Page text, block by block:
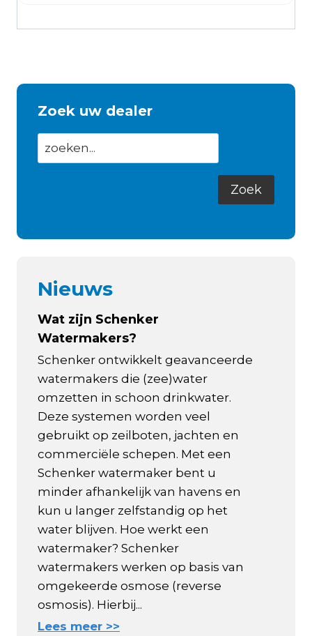
Zoek uw dealer
Nieuws
Wat zijn Schenker
Watermakers?
Schenker ontwikkelt geavanceerde
watermakers die (zee)water
omzetten in schoon drinkwater.
Deze systemen worden veel
gebruikt op zeilboten, jachten en
commerciële schepen. Met een
Schenker watermaker bent u
minder afhankelijk van havens en
kun u langer zelfstandig op het
water blijven. Hoe werkt een
watermaker? Schenker
watermakers werken op basis van
omgekeerde osmose (reverse
osmosis). Hierbij...
Lees meer >>